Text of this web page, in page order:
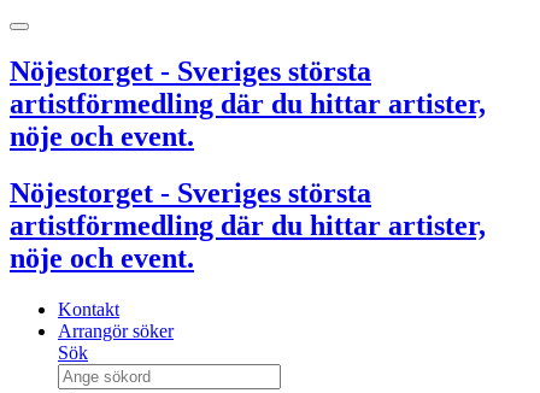
Nöjestorget - Sveriges största
artistförmedling där du hittar artister,
nöje och event.
Nöjestorget - Sveriges största
artistförmedling där du hittar artister,
nöje och event.
Kontakt
Arrangör söker
Sök